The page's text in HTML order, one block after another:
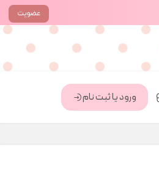
عضویت
ورود یا ثبت نام